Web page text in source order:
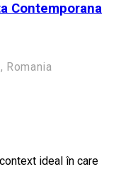
Contemporana
Romania
ideal în care